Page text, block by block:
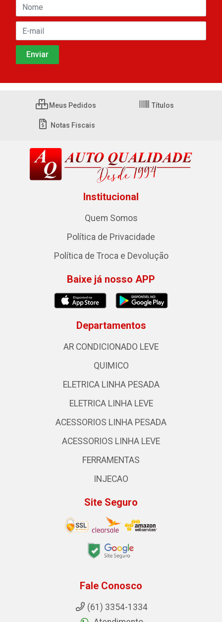
Meus Pedidos Títulos
Notas Fiscais
Institucional
Quem Somos
Política de Privacidade
Política de Troca e Devolução
Baixe já nosso APP
Departamentos
AR CONDICIONADO LEVE
QUIMICO
ELETRICA LINHA PESADA
ELETRICA LINHA LEVE
ACESSORIOS LINHA PESADA
ACESSORIOS LINHA LEVE
FERRAMENTAS
INJECAO
Site Seguro
Fale Conosco
(61) 3354-1334